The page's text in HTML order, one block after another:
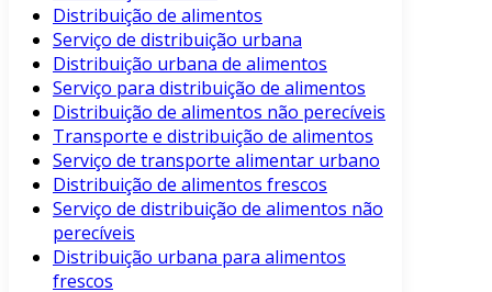
Distribuição de alimentos
Serviço de distribuição urbana
Distribuição urbana de alimentos
Serviço para distribuição de alimentos
Distribuição de alimentos não perecíveis
Transporte e distribuição de alimentos
Serviço de transporte alimentar urbano
Distribuição de alimentos frescos
Serviço de distribuição de alimentos não
perecíveis
Distribuição urbana para alimentos
frescos